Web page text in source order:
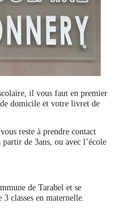
il vous faut en premier
domicile et votre livret de
reste à prendre contact
de 3ans, ou avec l’école
de Tarabel et se
3 classes en maternelle.